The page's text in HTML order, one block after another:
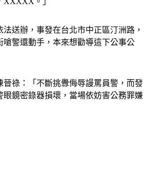
送辦，事發在台北市中正區汀洲路，
嗆警還動手，本來想勸導這下公事公
晉祿：「不斷挑釁侮辱謾罵員警，而發
眼鏡密錄器損壞，當場依妨害公務罪嫌